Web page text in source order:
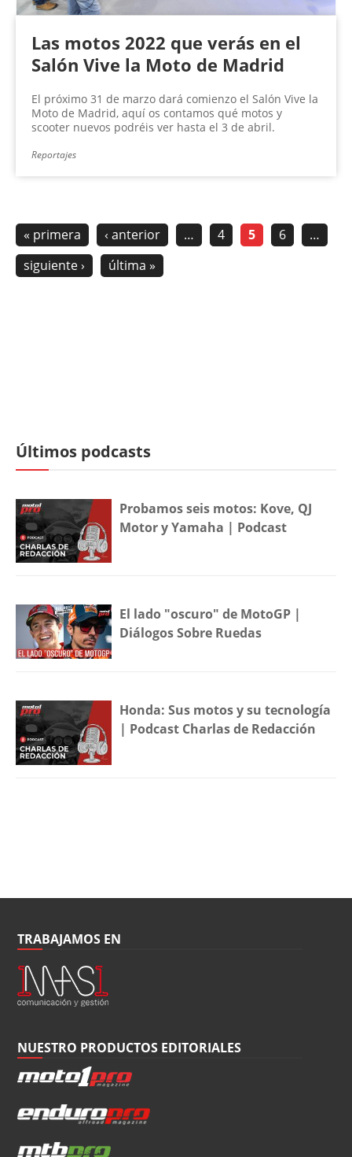
Las motos 2022 que verás en el
Salón Vive la Moto de Madrid
El próximo 31 de marzo dará comienzo el Salón Vive la
Moto de Madrid, aquí os contamos qué motos y
scooter nuevos podréis ver hasta el 3 de abril.
Reportajes
« primera ‹ anterior … 4 5 6
…
siguiente ›
última »
Últimos podcasts
Probamos seis motos: Kove, QJ
Motor y Yamaha | Podcast
El lado "oscuro" de MotoGP |
Diálogos Sobre Ruedas
Honda: Sus motos y su tecnología
| Podcast Charlas de Redacción
TRABAJAMOS EN
NUESTRO PRODUCTOS EDITORIALES